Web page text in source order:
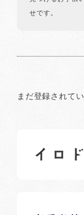
せです。
まだ登録されて
日常の様子など随時
日常の様子など随時